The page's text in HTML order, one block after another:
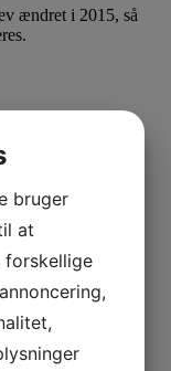
ændret i 2015, så
bruger
at
forskellige